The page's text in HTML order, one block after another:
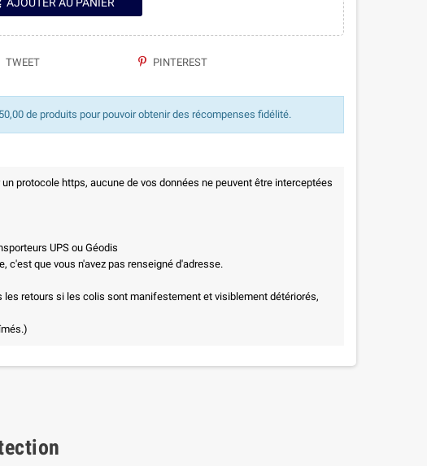
TWEET PINTEREST
de produits pour pouvoir obtenir des récompenses fidélité.
protocole https, aucune de vos données ne peuvent être interceptées
UPS ou Géodis
c'est que vous n'avez pas renseigné d'adresse.
les retours si les colis sont manifestement et visiblement détériorés,